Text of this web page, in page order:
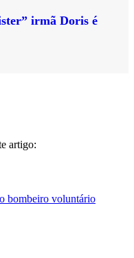
irmã Doris é
artigo:
bombeiro voluntário